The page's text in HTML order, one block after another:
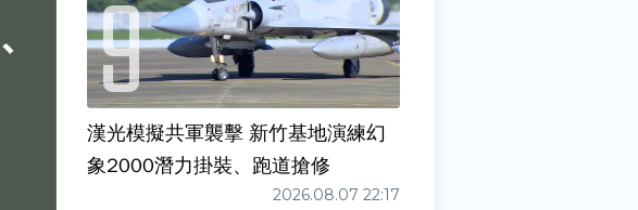
漢光模擬共軍襲擊 新竹基地演練幻
象2000潛力掛裝、跑道搶修
2026.08.07 22:17